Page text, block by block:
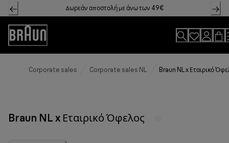
Skip
to
Content
Δωρεάν αποστολή με άνω των 49€
Accessibility
Statement
Corporate sales Corporate sales NL Braun NL x Εταιρικό
Braun NL x Εταιρικό Όφελος